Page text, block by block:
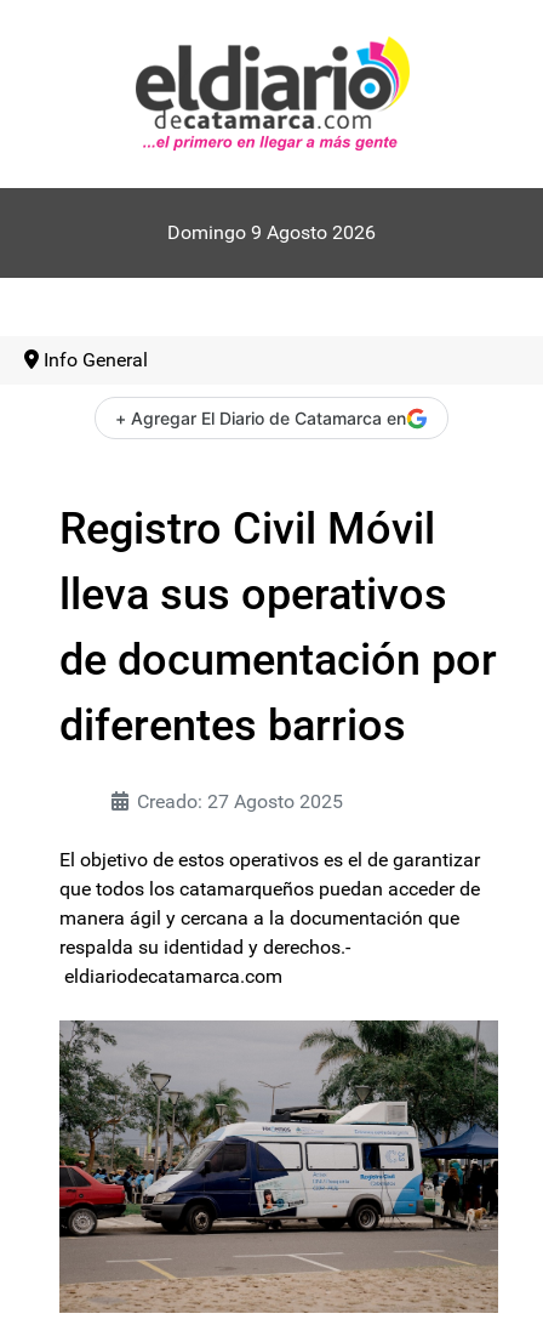
Domingo 9 Agosto 2026
Info General
+ Agregar El Diario de Catamarca en
Registro Civil Móvil
lleva sus operativos
de documentación por
diferentes barrios
Creado: 27 Agosto 2025
El objetivo de estos operativos es el de garantizar
que todos los catamarqueños puedan acceder de
manera ágil y cercana a la documentación que
respalda su identidad y derechos.-
eldiariodecatamarca.com